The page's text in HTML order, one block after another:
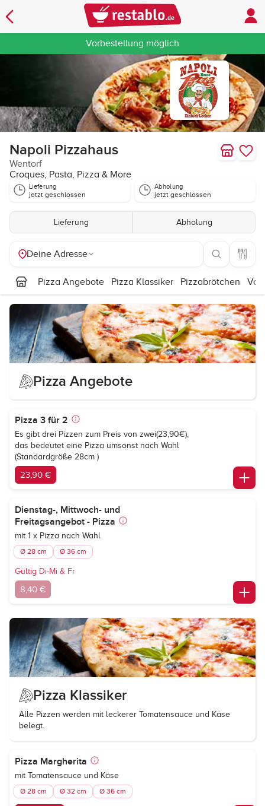
Vorbestellung möglich
Napoli Pizzahaus
Wentorf
Croques, Pasta, Pizza & More
Lieferung
jetzt geschlossen
Abholung
jetzt geschlossen
Lieferung Abholung
Deine Adresse
Pizza Angebote Pizza Klassiker Pizzabrötchen
Pizza Angebote
Pizza 3 für 2
Es gibt drei Pizzen zum Preis von zwei(23,90€),
das bedeutet eine Pizza umsonst nach Wahl
(Standardgröße 28cm )
23,90 €
Dienstag-, Mittwoch- und
Freitagsangebot - Pizza
mit 1 x Pizza nach Wahl
Ø 28 cm Ø 36 cm
Gültig Di-Mi & Fr
8,40 €
Pizza Klassiker
Alle Pizzen werden mit leckerer Tomatensauce und Käse
belegt.
Pizza Margherita
mit Tomatensauce und Käse
Ø 28 cm Ø 32 cm Ø 36 cm